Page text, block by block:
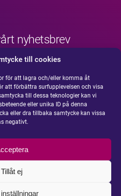
till cookies
för att lagra och/eller komma åt
att förbättra surfupplevelsen och visa
till dessa teknologier kan vi
eller unika ID på denna
eller dra tillbaka samtycke kan vissa
negativt.
Tillåt ej
nyhetsbrev